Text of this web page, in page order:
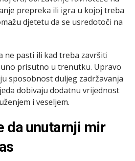
prepreka ili igra u kojoj treba
djetetu da se usredotoči na
ne pasti ili kad treba završiti
prisutno u trenutku. Upravo
sposobnost duljeg zadržavanja
dobivaju dodatnu vrijednost
i veseljem.
da unutarnji mir